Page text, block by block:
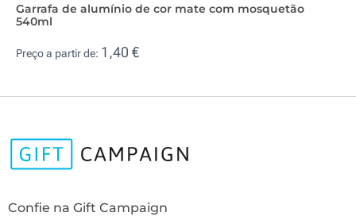
Garrafa de alumínio de cor mate com mosquetão
540ml
Preço a partir de: 1,40 €
Confie na Gift Campaign